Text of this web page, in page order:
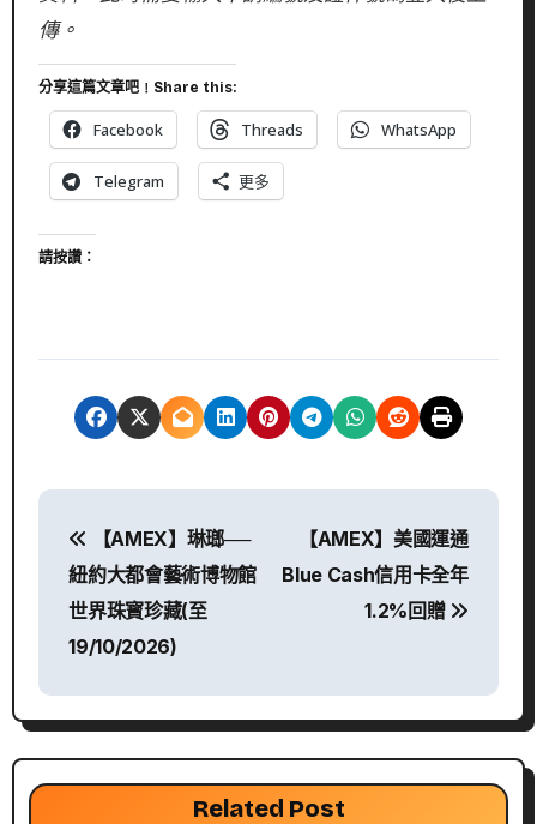
傳。
分享這篇文章吧﹗Share this:
Facebook Threads WhatsApp
Telegram 更多
請按讚：
章
導
覽
【AMEX】琳瑯──
紐約大都會藝術博物館
世界珠寳珍藏(至
19/10/2026)
【AMEX】美國運通
Blue Cash信用卡全年
1.2%回贈
Related Post